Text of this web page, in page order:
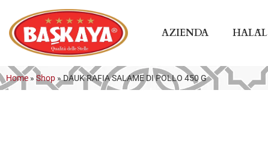
AZIENDA HALĀL
Home » Shop »DAUK RAFIA SALAME DI POLLO 450 G